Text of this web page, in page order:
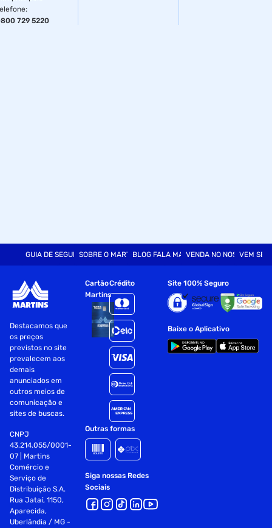
:
729 5220
GUIA DE SEGURANÇASOBRE O MARTINSBLOG FALA MARTVENDA NO NOSSO SITE
VEM SER
Destacamos que
os preços
previstos no site
prevalecem aos
demais
anunciados em
outros meios de
comunicação e
sites de buscas.
CNPJ
43.214.055/0001-
07 | Martins
Comércio e
Serviço de
Distribuição S.A.
Rua Jataí, 1150,
Aparecida,
Uberlândia / MG -
Cartão
Martins
Crédito
Outras formas
Siga nossas Redes
Sociais
Site 100% Seguro
Baixe o Aplicativo